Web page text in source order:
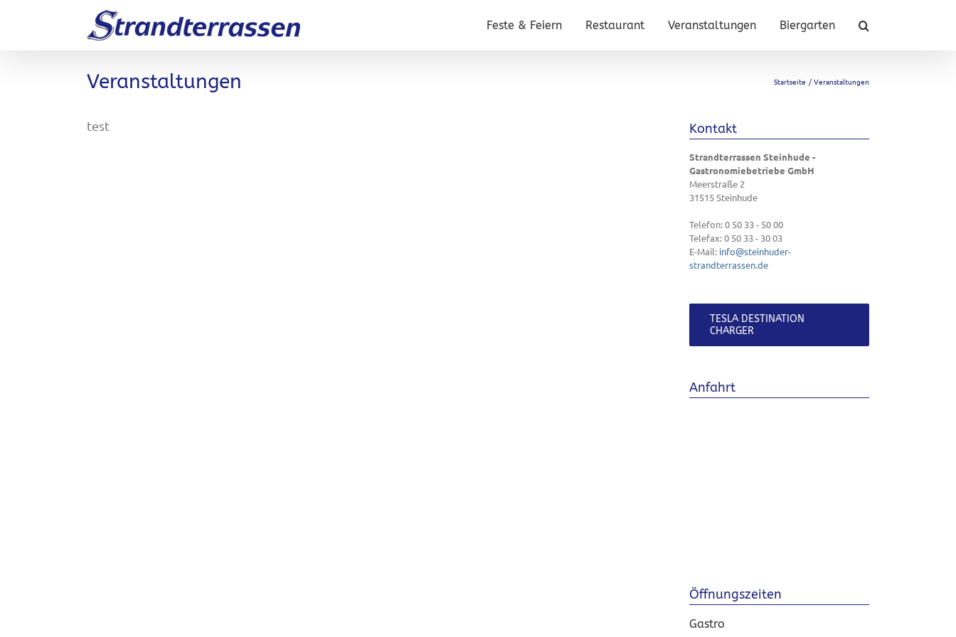
Feste & Feiern Restaurant Veranstaltungen Biergarten
Veranstaltungen Startseite Veranstaltungen
test Kontakt
Strandterrassen Steinhude -
Gastronomiebetriebe GmbH
Meerstraße 2
31515Steinhude
Telefon:0 50 33 - 50 00
Telefax:0 50 33 - 30 03
E-Mail: info@steinhuder-
strandterrassen.de
TESLA DESTINATION
CHARGER
Anfahrt
Öffnungszeiten
Gastro